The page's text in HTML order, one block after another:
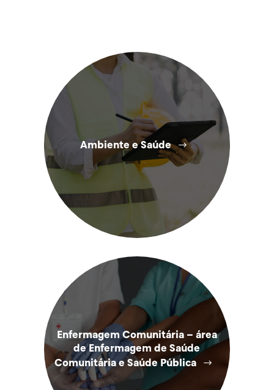
Ambiente e Saúde
Enfermagem Comunitária – área
de Enfermagem de Saúde
Comunitária e Saúde Pública